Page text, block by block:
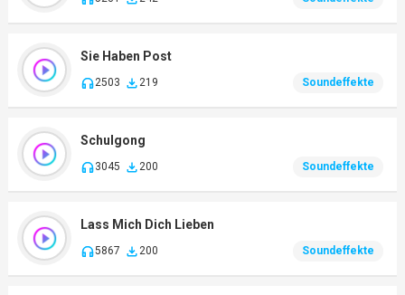
Sie Haben Post
2503 219 Soundeffekte
Schulgong
3045 200 Soundeffekte
Lass Mich Dich Lieben
5867 200 Soundeffekte